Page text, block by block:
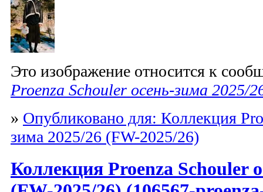
Это изображение относится к
Proenza Schouler осень-зима 2025/
» Опубликовано для: Коллекция
зима 2025/26 (FW-2025/26)
Коллекция Proenza Schouler